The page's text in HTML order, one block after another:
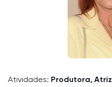
Atividades: Produtora, Atriz